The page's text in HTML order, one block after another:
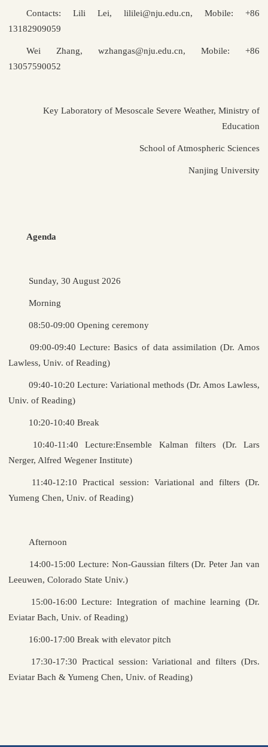
Contacts: Lili Lei, lililei@nju.edu.cn, Mobile: +86
13182909059
Wei Zhang, wzhangas@nju.edu.cn, Mobile: +86
13057590052
Key Laboratory of Mesoscale Severe Weather, Ministry of
Education
School of Atmospheric Sciences
Nanjing University
Agenda
Sunday, 30 August 2026
Morning
08:50-09:00 Opening ceremony
09:00-09:40 Lecture: Basics of data assimilation (Dr. Amos
Lawless, Univ. of Reading)
09:40-10:20 Lecture: Variational methods (Dr. Amos Lawless,
Univ. of Reading)
10:20-10:40 Break
10:40-11:40 Lecture:Ensemble Kalman filters (Dr. Lars
Nerger, Alfred Wegener Institute)
11:40-12:10 Practical session: Variational and filters (Dr.
Yumeng Chen, Univ. of Reading)
Afternoon
14:00-15:00 Lecture: Non-Gaussian filters (Dr. Peter Jan van
Leeuwen, Colorado State Univ.)
15:00-16:00 Lecture: Integration of machine learning (Dr.
Eviatar Bach, Univ. of Reading)
16:00-17:00 Break with elevator pitch
17:30-17:30 Practical session: Variational and filters (Drs.
Eviatar Bach & Yumeng Chen, Univ. of Reading)